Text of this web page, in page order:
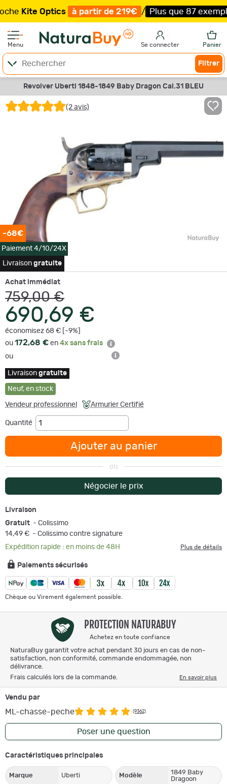
Optics à partir de 219€ / Plus que 87 exemplaires !
Menu Se connecter Panier
Filtrer
Revolver Uberti 1848-1849 Baby Dragon Cal.31 BLEU
(2 avis)
-68€
Paiement 4/10/24X
Livraison gratuite
Achat immédiat
759,00 €
690,69 €
économisez 68 € [-9%]
ou 172,68 € en 4x sans frais
ou
Livraison gratuite
Neuf, en stock
Vendeur professionnel Armurier Certifié
Quantité
Ajouter au panier
ou
Négocier le prix
Livraison
Gratuit - Colissimo
14,49 € - Colissimo contre signature
Expédition rapide : en moins de 48H
Plus de détails
Paiements sécurisés
Chèque ou Virement également possible.
PROTECTION NATURABUY
Achetez en toute confiance
NaturaBuy garantit votre achat pendant 30 jours en cas de non-
satisfaction, non conformité, commande endommagée, non
délivrance.
Frais calculés lors de la commande.
En savoir plus
Vendu par
ML-chasse-peche (9362)
Poser une question
Caractéristiques principales
Marque Uberti Modèle
1849 Baby
Dragoon